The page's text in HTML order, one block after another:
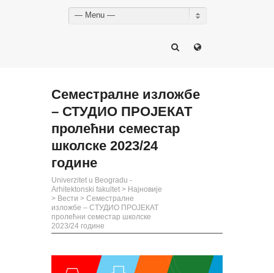
— Menu —
Семестралне изложбе
– СТУДИО ПРОЈЕКАТ
пролећни семестар
школске 2023/24
године
Univerzitet u Beogradu -
Arhitektonski fakultet > Најновије
> Вести > Семестралне
изложбе – СТУДИО ПРОЈЕКАТ
пролећни семестар школске
2023/24 године